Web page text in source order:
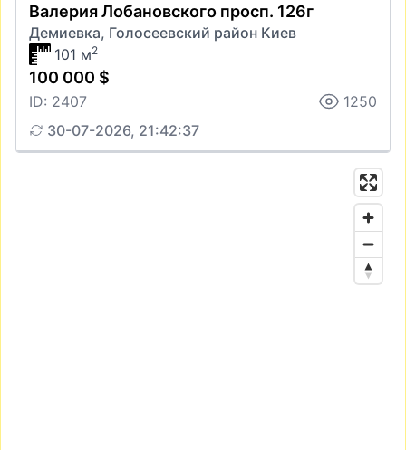
Валерия Лобановского просп. 126г
Демиевка, Голосеевский район Киев
101 м2
100 000 $
ID: 2407
1250
30-07-2026, 21:42:37